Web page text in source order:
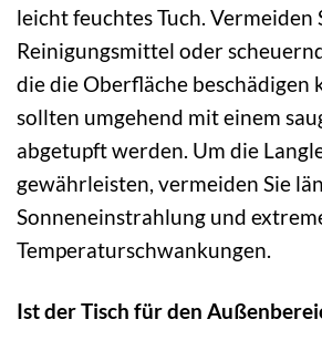
leicht feuchtes Tuch. Vermeiden
Reinigungsmittel oder
die die Oberfläche beschädigen
sollten umgehend mit einem
abgetupft werden. Um die
gewährleisten, vermeiden Sie
Sonneneinstrahlung und
Temperaturschwankungen.
Ist der Tisch für den